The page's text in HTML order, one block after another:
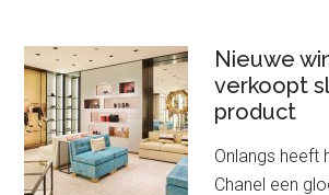
Nieuwe
verkoopt
product
Onlangs heeft
Chanel een